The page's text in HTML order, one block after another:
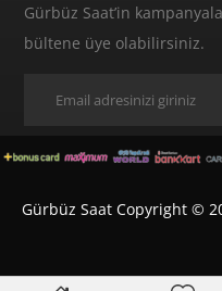
Gürbüz Saat’in
bültene üye olabilirsiniz.
Gürbüz Saat Copyright ©